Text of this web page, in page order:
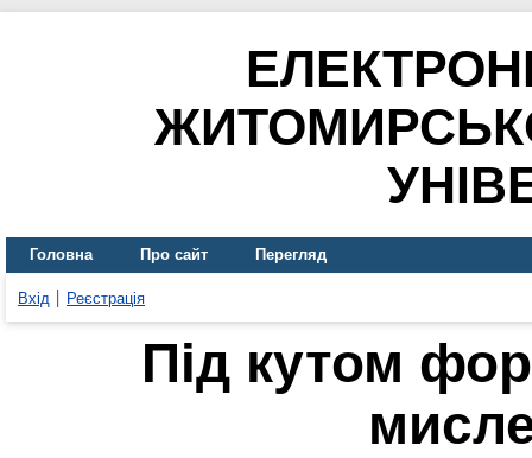
Головна Про сайт Перегляд
Вхід Реєстрація
Під кутом